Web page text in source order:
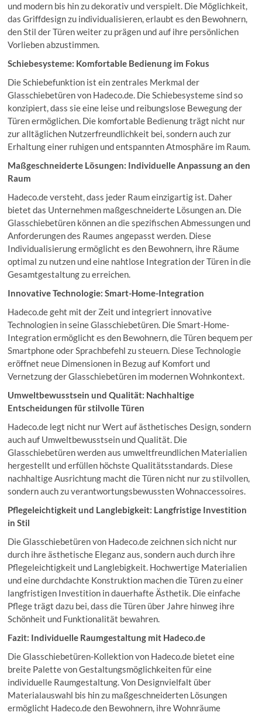
und modern bis hin zu dekorativ und verspielt. Die Möglichkeit,
das Griffdesign zu individualisieren, erlaubt es den Bewohnern,
den Stil der Türen weiter zu prägen und auf ihre persönlichen
Vorlieben abzustimmen.
Schiebesysteme: Komfortable Bedienung im Fokus
Die Schiebefunktion ist ein zentrales Merkmal der
Glasschiebetüren von Hadeco.de. Die Schiebesysteme sind so
konzipiert, dass sie eine leise und reibungslose Bewegung der
Türen ermöglichen. Die komfortable Bedienung trägt nicht nur
zur alltäglichen Nutzerfreundlichkeit bei, sondern auch zur
Erhaltung einer ruhigen und entspannten Atmosphäre im Raum.
Maßgeschneiderte Lösungen: Individuelle Anpassung an den
Raum
Hadeco.de versteht, dass jeder Raum einzigartig ist. Daher
bietet das Unternehmen maßgeschneiderte Lösungen an. Die
Glasschiebetüren können an die spezifischen Abmessungen und
Anforderungen des Raumes angepasst werden. Diese
Individualisierung ermöglicht es den Bewohnern, ihre Räume
optimal zu nutzen und eine nahtlose Integration der Türen in die
Gesamtgestaltung zu erreichen.
Innovative Technologie: Smart-Home-Integration
Hadeco.de geht mit der Zeit und integriert innovative
Technologien in seine Glasschiebetüren. Die Smart-Home-
Integration ermöglicht es den Bewohnern, die Türen bequem per
Smartphone oder Sprachbefehl zu steuern. Diese Technologie
eröffnet neue Dimensionen in Bezug auf Komfort und
Vernetzung der Glasschiebetüren im modernen Wohnkontext.
Umweltbewusstsein und Qualität: Nachhaltige
Entscheidungen für stilvolle Türen
Hadeco.de legt nicht nur Wert auf ästhetisches Design, sondern
auch auf Umweltbewusstsein und Qualität. Die
Glasschiebetüren werden aus umweltfreundlichen Materialien
hergestellt und erfüllen höchste Qualitätsstandards. Diese
nachhaltige Ausrichtung macht die Türen nicht nur zu stilvollen,
sondern auch zu verantwortungsbewussten Wohnaccessoires.
Pflegeleichtigkeit und Langlebigkeit: Langfristige Investition
in Stil
Die Glasschiebetüren von Hadeco.de zeichnen sich nicht nur
durch ihre ästhetische Eleganz aus, sondern auch durch ihre
Pflegeleichtigkeit und Langlebigkeit. Hochwertige Materialien
und eine durchdachte Konstruktion machen die Türen zu einer
langfristigen Investition in dauerhafte Ästhetik. Die einfache
Pflege trägt dazu bei, dass die Türen über Jahre hinweg ihre
Schönheit und Funktionalität bewahren.
Fazit: Individuelle Raumgestaltung mit Hadeco.de
Die Glasschiebetüren-Kollektion von Hadeco.de bietet eine
breite Palette von Gestaltungsmöglichkeiten für eine
individuelle Raumgestaltung. Von Designvielfalt über
Materialauswahl bis hin zu maßgeschneiderten Lösungen
ermöglicht Hadeco.de den Bewohnern, ihre Wohnräume